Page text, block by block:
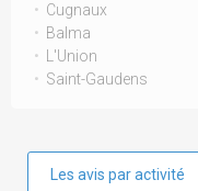
Cugnaux
Balma
L'Union
Saint-Gaudens
Les avis par activité